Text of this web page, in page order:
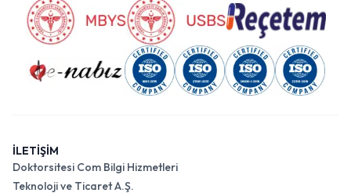
İLETİŞİM
Doktorsitesi Com Bilgi Hizmetleri
Teknoloji ve Ticaret A.Ş.